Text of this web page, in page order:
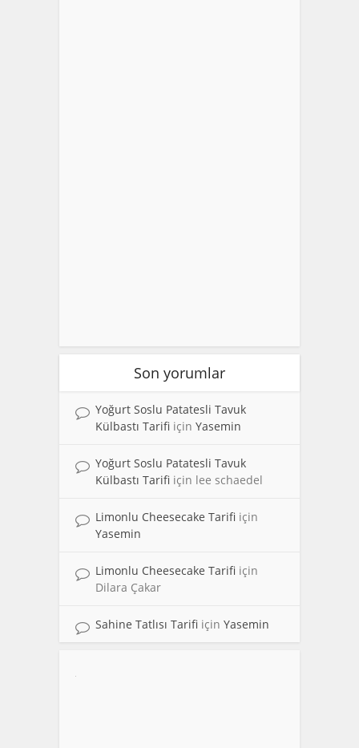
Son yorumlar
Yoğurt Soslu Patatesli Tavuk
Külbastı Tarifi için Yasemin
Yoğurt Soslu Patatesli Tavuk
Külbastı Tarifi için lee schaedel
Limonlu Cheesecake Tarifi için
Yasemin
Limonlu Cheesecake Tarifi için
Dilara Çakar
Sahine Tatlısı Tarifi için Yasemin